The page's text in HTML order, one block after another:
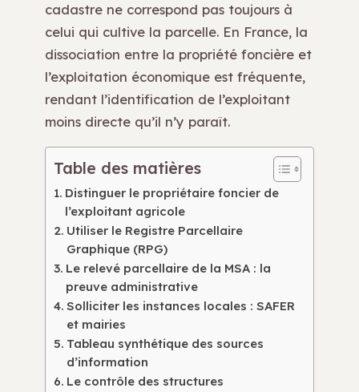
cadastre ne correspond pas toujours à
celui qui cultive la parcelle. En France, la
dissociation entre la propriété foncière et
l’exploitation économique est fréquente,
rendant l’identification de l’exploitant
moins directe qu’il n’y paraît.
Table des matières
Distinguer le propriétaire foncier de
l’exploitant agricole
Utiliser le Registre Parcellaire
Graphique (RPG)
Le relevé parcellaire de la MSA : la
preuve administrative
Solliciter les instances locales : SAFER
et mairies
Tableau synthétique des sources
d’information
Le contrôle des structures